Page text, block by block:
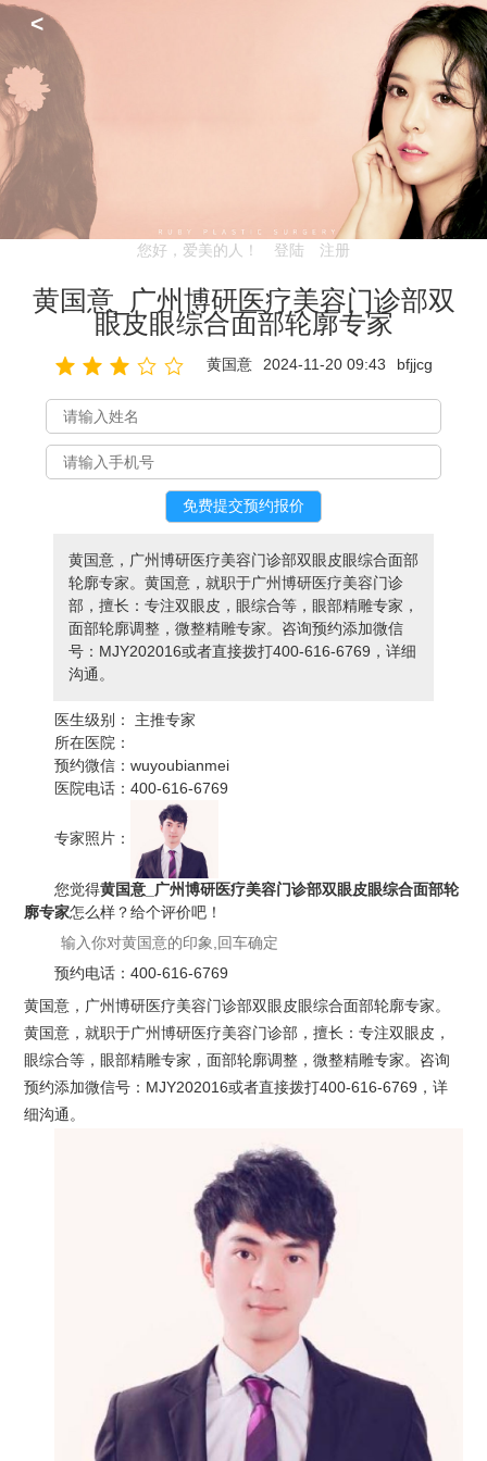
<
您好，爱美的人！ 登陆 注册
黄国意_广州博研医疗美容门诊部双
眼皮眼综合面部轮廓专家
黄国意 2024-11-20 09:43 bfjjcg
黄国意，广州博研医疗美容门诊部双眼皮眼综合面部
轮廓专家。黄国意，就职于广州博研医疗美容门诊
部，擅长：专注双眼皮，眼综合等，眼部精雕专家，
面部轮廓调整，微整精雕专家。咨询预约添加微信
号：MJY202016或者直接拨打400-616-6769，详细
沟通。
医生级别：
主推专家
所在医院：
预约微信：wuyoubianmei
医院电话：400-616-6769
专家照片：
您觉得黄国意_广州博研医疗美容门诊部双眼皮眼综合面部轮
廓专家怎么样？给个评价吧！
预约电话：400-616-6769
黄国意，广州博研医疗美容门诊部双眼皮眼综合面部轮廓专家。
黄国意，就职于广州博研医疗美容门诊部，擅长：专注双眼皮，
眼综合等，眼部精雕专家，面部轮廓调整，微整精雕专家。咨询
预约添加微信号：MJY202016或者直接拨打400-616-6769，详
细沟通。